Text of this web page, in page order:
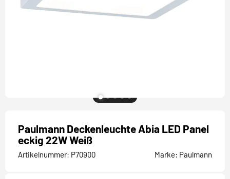
Paulmann Deckenleuchte Abia LED Panel
eckig 22W Weiß
Artikelnummer: P70900 Marke: Paulmann